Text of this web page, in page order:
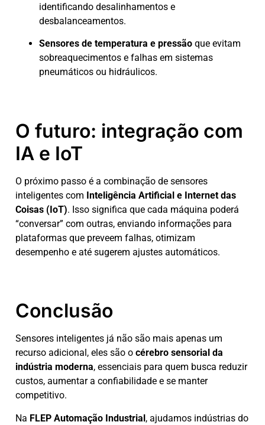
identificando desalinhamentos e
desbalanceamentos.
Sensores de temperatura e pressão que evitam
sobreaquecimentos e falhas em sistemas
pneumáticos ou hidráulicos.
O futuro: integração com
IA e IoT
O próximo passo é a combinação de sensores
inteligentes com Inteligência Artificial e Internet das
Coisas (IoT). Isso significa que cada máquina poderá
“conversar” com outras, enviando informações para
plataformas que preveem falhas, otimizam
desempenho e até sugerem ajustes automáticos.
Conclusão
Sensores inteligentes já não são mais apenas um
recurso adicional, eles são o cérebro sensorial da
indústria moderna, essenciais para quem busca reduzir
custos, aumentar a confiabilidade e se manter
competitivo.
Na FLEP Automação Industrial, ajudamos indústrias do